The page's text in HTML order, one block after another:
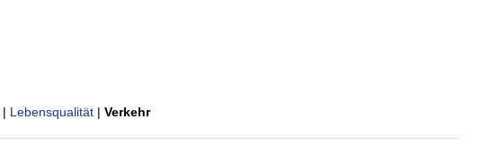
| Lebensqualität | Verkehr